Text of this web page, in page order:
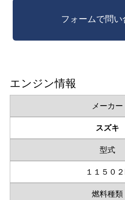
エンジン情報
メーカー
スズキ
型式
１１５０
燃料種類